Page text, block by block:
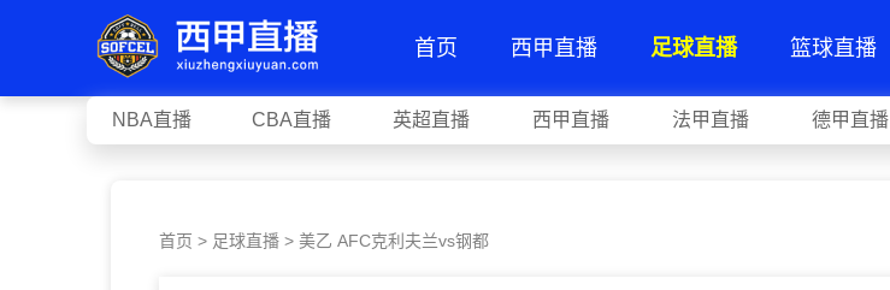
首页 西甲直播 足球直播 篮球直播
NBA直播 CBA直播 英超直播 西甲直播 法甲直播 德甲直播
首页 > 足球直播 > 美乙 AFC克利夫兰vs钢都